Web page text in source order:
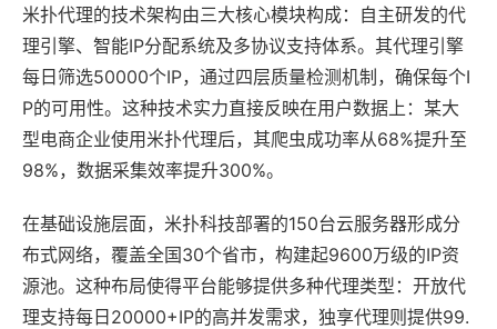
米扑代理的技术架构由三大核心模块构成：自主研发的代
理引擎、智能IP分配系统及多协议支持体系。其代理引擎
每日筛选50000个IP，通过四层质量检测机制，确保每个I
P的可用性。这种技术实力直接反映在用户数据上：某大
型电商企业使用米扑代理后，其爬虫成功率从68%提升至
98%，数据采集效率提升300%。
在基础设施层面，米扑科技部署的150台云服务器形成分
布式网络，覆盖全国30个省市，构建起9600万级的IP资
源池。这种布局使得平台能够提供多种代理类型：开放代
理支持每日20000+IP的高并发需求，独享代理则提供99.